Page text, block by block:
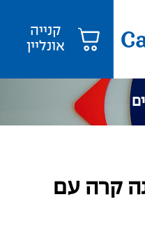
קנייה
אונליין
קרה עם